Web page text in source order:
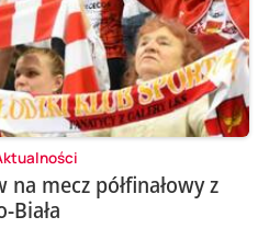
mecz półfinałowy z
Biała